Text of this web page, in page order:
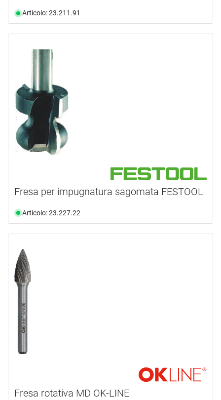
Articolo: 23.211.91
Fresa per impugnatura sagomata FESTOOL
Articolo: 23.227.22
Fresa rotativa MD OK-LINE